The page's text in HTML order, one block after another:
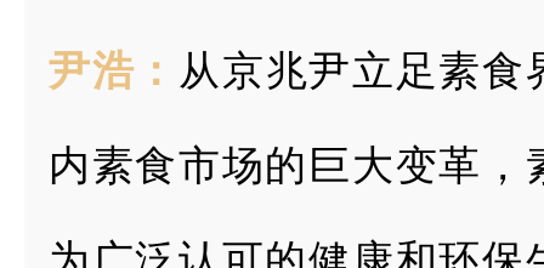
尹浩： 从京兆尹立足素
内素食市场的巨大变革，